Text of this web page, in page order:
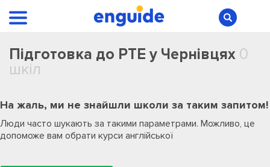
Підготовка до PTE у Чернівцях 0
шкіл
На жаль, ми не знайшли школи за таким запитом!
Люди часто шукають за такими параметрами. Можливо, це
допоможе вам обрати курси англійської